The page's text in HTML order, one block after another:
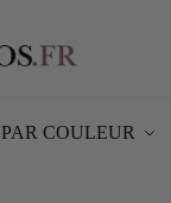
PAR COULEUR